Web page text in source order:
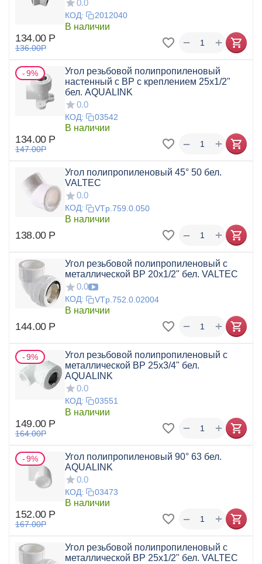
0.0
КОД: 2012040
В наличии
134.00 Р
136.00Р +
−
9%
Угол резьбовой полипропиленовый
настенный с ВР с креплением 25х1/2"
бел. AQUALINK
0.0
КОД: 03542
В наличии
134.00 Р
147.00Р +
−
Угол полипропиленовый 45° 50 бел.
VALTEC
0.0
КОД: VTp.759.0.050
В наличии
138.00 Р +
−
Угол резьбовой полипропиленовый с
металлической ВР 20x1/2" бел. VALTEC
0.0
КОД: VTp.752.0.02004
В наличии
144.00 Р +
−
9%
Угол резьбовой полипропиленовый с
металлической ВР 25x3/4" бел.
AQUALINK
0.0
КОД: 03551
В наличии
149.00 Р
164.00Р +
−
9%
Угол полипропиленовый 90° 63 бел.
AQUALINK
0.0
КОД: 03473
В наличии
152.00 Р
167.00Р +
−
Угол резьбовой полипропиленовый с
металлической ВР 25x1/2" бел. VALTEC